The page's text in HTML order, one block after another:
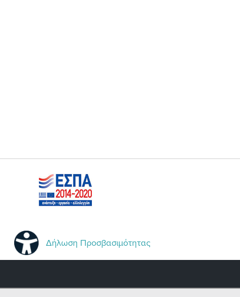
Δήλωση Προσβασιμότητας